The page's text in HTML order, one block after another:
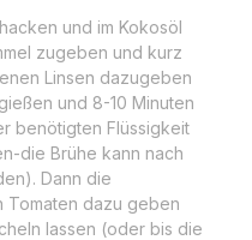
und im Kokosöl
zugeben und kurz
Linsen dazugeben
und 8-10 Minuten
benötigten Flüssigkeit
die Brühe kann nach
Dann die
Tomaten dazu geben
lassen (oder bis die